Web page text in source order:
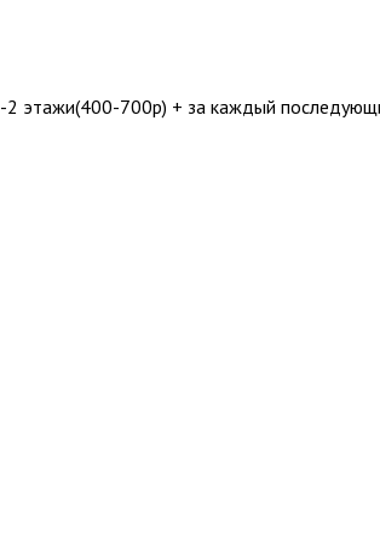
2 этажи(400-700р) + за каждый